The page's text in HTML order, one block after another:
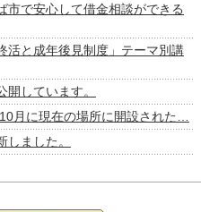
市で安心して借金相談ができる
活と成年後見制度」テーマ別講
しています。
月に現在の場所に開設された…
ました。